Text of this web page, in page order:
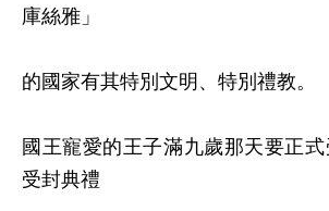
庫絲雅」
的國家有其特別文明、特別禮教。
國王寵愛的王子滿九歲那天要正
受封典禮